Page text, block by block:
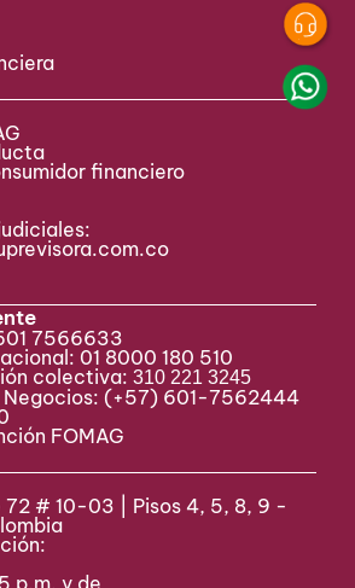
financiero
7566633
01 8000 180 510
colectiva:310 221 3245
Negocios: (+57) 601-7562444
FOMAG
72 # 10-03 | Pisos 4, 5, 8, 9 -